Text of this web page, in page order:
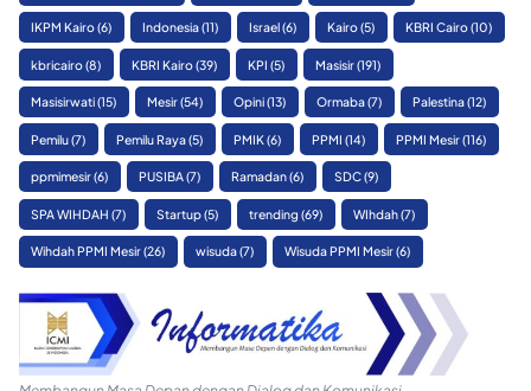
IKPM Kairo(6) Indonesia(11) Israel(6) Kairo(5) KBRI Cairo(10)
kbricairo(8) KBRI Kairo(39) KPI (5) Masisir(191)
Masisirwati(15) Mesir(54) Opini(13) Ormaba(7) Palestina(12)
Pemilu(7) Pemilu Raya(5) PMIK(6) PPMI (14) PPMI Mesir(116)
ppmimesir(6) PUSIBA(7) Ramadan(6) SDC(9)
SPA WIHDAH (7) Startup(5) trending (69) WIhdah(7)
Wihdah PPMI Mesir(26) wisuda(7) Wisuda PPMI Mesir(6)